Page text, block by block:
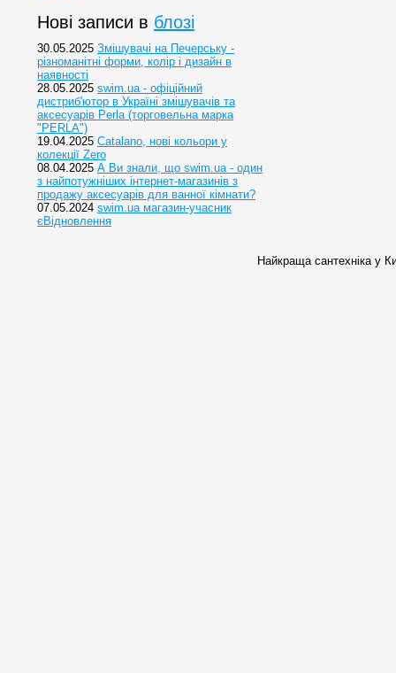
Нові записи в блозі
30.05.2025 Змішувачі на Печерську -
різноманітні форми, колір і дизайн в
наявності
28.05.2025 swim.ua - офіційний
дистриб'ютор в Україні змішувачів та
аксесуарів Perla (торговельна марка
"PERLA")
19.04.2025 Catalano, нові кольори у
колекції Zero
08.04.2025 А Ви знали, що swim.ua - один
з найпотужніших інтернет-магазинів з
продажу аксесуарів для ванної кімнати?
07.05.2024 swim.ua магазин-учасник
єВідновлення
Найкраща сантехніка у